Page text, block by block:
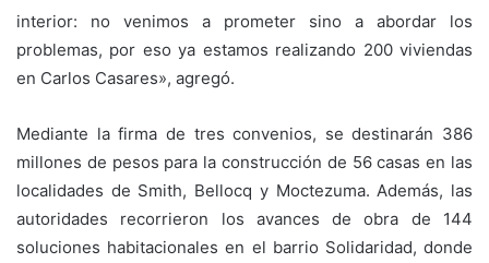
interior: no venimos a prometer sino a abordar los
problemas, por eso ya estamos realizando 200 viviendas
en Carlos Casares», agregó.
Mediante la firma de tres convenios, se destinarán 386
millones de pesos para la construcción de 56 casas en las
localidades de Smith, Bellocq y Moctezuma. Además, las
autoridades recorrieron los avances de obra de 144
soluciones habitacionales en el barrio Solidaridad, donde